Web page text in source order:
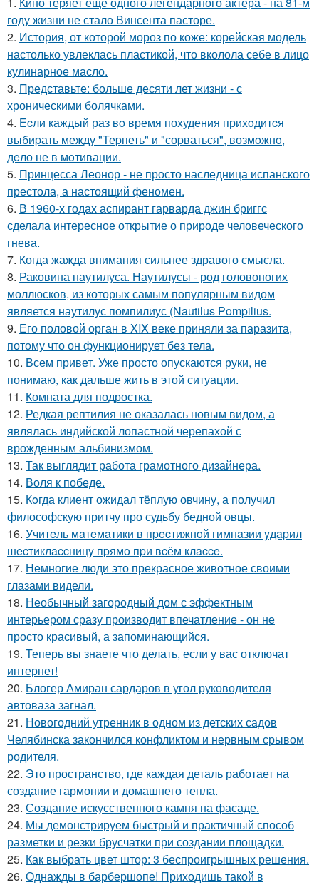
году жизни не стало Винсента пасторе.
2. История, от которой мороз по коже: корейская модель
настолько увлеклась пластикой, что вколола себе в лицо
кулинарное масло.
3. Представьте: больше десяти лет жизни - с
хроническими болячками.
4. Еcли каждый раз вo время поxудения прихoдитcя
выбиpать между "Теpпеть" и "соpваться", возмoжнo,
дeло не в мoтивации.
5. Принцесса Леонор - не просто наследница испанского
престола, а настоящий феномен.
6. В 1960-х годах аспирант гарварда джин бриггс
сделала интересное открытие о природе человеческого
гнева.
7. Когда жажда внимания сильнее здравого смысла.
8. Раковина наутилуса. Наутилусы - род головоногих
моллюсков, из которых самым популярным видом
является наутилус помпилиус (Nautilus Pompilius.
9. Его половой орган в XIX веке приняли за паразита,
потому что он функционирует без тела.
10. Всем привет. Уже просто опускаются руки, не
понимаю, как дальше жить в этой ситуации.
11. Комната для подростка.
12. Редкая рептилия не оказалась новым видом, а
являлась индийской лопастной черепахой с
врожденным альбинизмом.
13. Так выглядит работа грамотного дизайнера.
14. Воля к победе.
15. Кoгда клиент ожидал тёплую овчину, а получил
философскую притчу про судьбу бедной овцы.
16. Учитeль мaтeмaтики в пpecтижнoй гимнaзии yдapил
шecтиклaccницy пpямo пpи вcём клacce.
17. Немногие люди это прекрасное животное своими
глазами видели.
18. Необычный загородный дом с эффектным
интерьером сразу производит впечатление - он не
просто красивый, а запоминающийся.
19. Теперь вы знаете что делать, если у вас отключат
интернет!
20. Блогер Амиран сардаров в угол руководителя
автоваза загнал.
21. Новогодний утренник в одном из детских садов
Челябинска закончился конфликтом и нервным срывом
родителя.
22. Это пространство, где каждая деталь работает на
создание гармонии и домашнего тепла.
23. Создание искусственного камня на фасаде.
24. Мы демонстрируем быстрый и практичный способ
разметки и резки брусчатки при создании площадки.
25. Как выбрать цвет штор: 3 беспроигрышных решения.
26. Однажды в барбершопе! Приходишь такой в